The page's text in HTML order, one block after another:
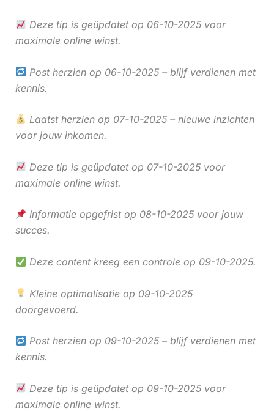
Deze tip is geüpdatet op 06-10-2025 voor
maximale online winst.
Post herzien op 06-10-2025 – blijf verdienen met
kennis.
Laatst herzien op 07-10-2025 – nieuwe inzichten
voor jouw inkomen.
Deze tip is geüpdatet op 07-10-2025 voor
maximale online winst.
Informatie opgefrist op 08-10-2025 voor jouw
succes.
Deze content kreeg een controle op 09-10-2025.
Kleine optimalisatie op 09-10-2025
doorgevoerd.
Post herzien op 09-10-2025 – blijf verdienen met
kennis.
Deze tip is geüpdatet op 09-10-2025 voor
maximale online winst.